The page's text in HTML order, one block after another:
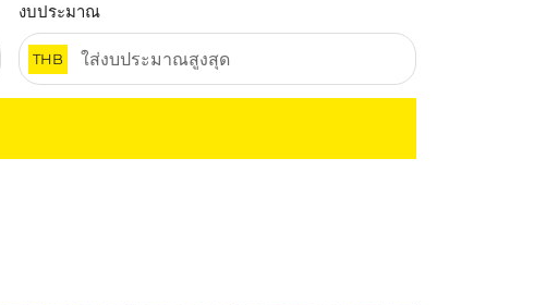
งบประมาณ
THB